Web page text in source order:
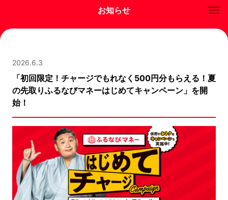
お知らせ
2026.6.3
「初回限定！チャージでもれなく500円分もらえる！夏
の先取りふるなびマネーはじめてキャンペーン」を開
始！